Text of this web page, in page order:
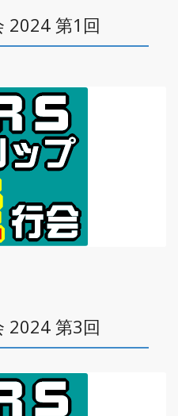
2024 第1回
2024 第3回